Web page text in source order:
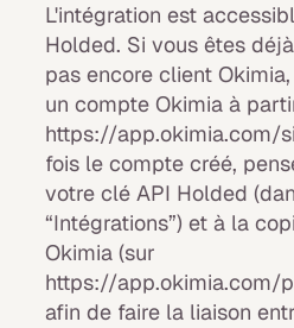
L'intégration est
Holded. Si vous êtes
pas encore client
un compte Okimia à
https://app.okimia.com/
fois le compte créé,
votre clé API Holded
“Intégrations”) et à la
Okimia (sur
https://app.okimia.com/
afin de faire la liaison